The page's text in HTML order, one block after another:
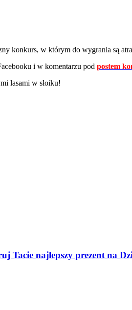
konkurs, w którym do wygrania są
i w komentarzu pod postem
lasami w słoiku!
Tacie najlepszy prezent na